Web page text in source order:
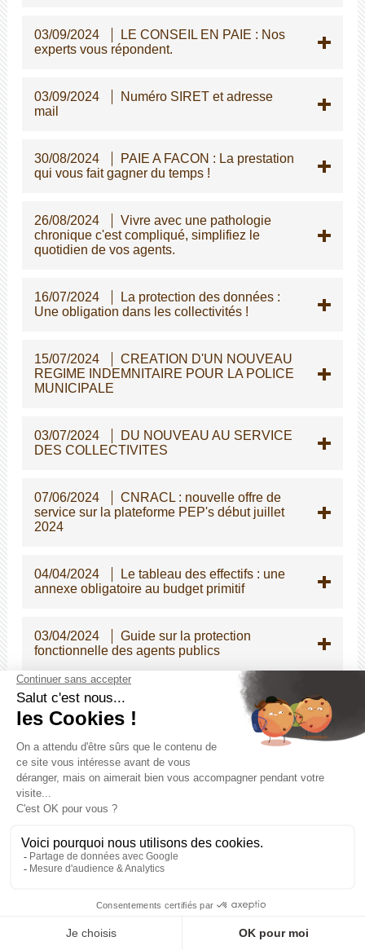
03/09/2024
LE CONSEIL EN PAIE : Nos
experts vous répondent.
03/09/2024
Numéro SIRET et adresse
mail
30/08/2024
PAIE A FACON : La prestation
qui vous fait gagner du temps !
26/08/2024
Vivre avec une pathologie
chronique c'est compliqué, simplifiez le
quotidien de vos agents.
16/07/2024
La protection des données :
Une obligation dans les collectivités !
15/07/2024
CREATION D'UN NOUVEAU
REGIME INDEMNITAIRE POUR LA POLICE
MUNICIPALE
03/07/2024
DU NOUVEAU AU SERVICE
DES COLLECTIVITES
07/06/2024
CNRACL : nouvelle offre de
service sur la plateforme PEP's début juillet
2024
04/04/2024
Le tableau des effectifs : une
annexe obligatoire au budget primitif
03/04/2024
Guide sur la protection
fonctionnelle des agents publics
12/03/2024
PLATEFORME PEP's ET
DELEGATION
05/03/2024 MEDECINE DU TRAVAIL
23/02/2024
et jours féries pour la filière médico-sociale
ou d'un remplacement en secrétariat général
de mairie, le CDG peut vous accompagner ?